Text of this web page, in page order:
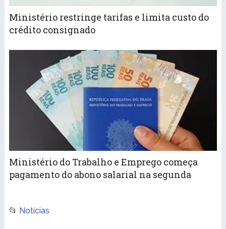
Ministério restringe tarifas e limita custo do
crédito consignado
Ministério do Trabalho e Emprego começa
pagamento do abono salarial na segunda
📂 Notícias